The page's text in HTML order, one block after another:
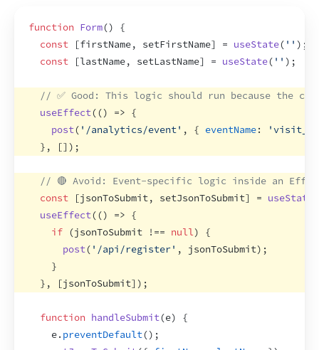
function Form()
{
const
[firstName, setFirstName] = useState( '' ) ;
const
[lastName, setLastName] = useState( '' ) ;
// ✅ Good: This logic should run because the
useEffect(() => {
post( '/analytics/event' , { eventName:
} , [] ) ;
// 🔴 Avoid: Event-specific logic inside an
const
[jsonToSubmit, setJsonToSubmit] = useState
useEffect(() => {
if (jsonToSubmit !== null)
{
post( '/api/register' , jsonToSubmit) ;
}
} , [jsonToSubmit] ) ;
function handleSubmit(e)
{
e. preventDefault() ;